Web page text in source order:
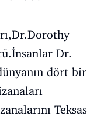
Dr.
dört bir
Teksas